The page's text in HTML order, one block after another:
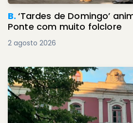
B.‘Tardes de Domingo’
Ponte com muito folclore
2 agosto 2026